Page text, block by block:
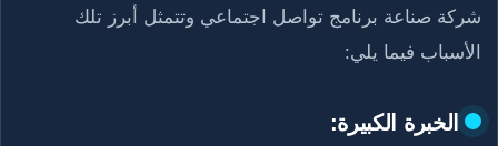
شركة صناعة برنامج تواصل اجتماعي وتتمثل أبرز تلك
الأسباب فيما يلي:
الخبرة الكبيرة: